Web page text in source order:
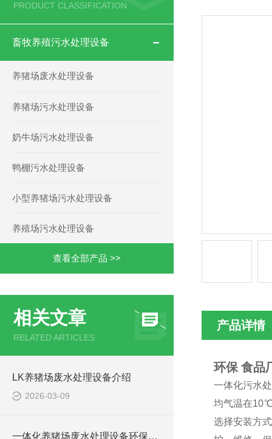
PRODUCT CLASSIFICATION
畜牧养殖污水处理设备
养猪场废水处理设备
养猪场污水处理设备
奶牛场污水处理设备
鸭棚污水处理设备
小型养猪场污水处理设备
养殖场污水处理设备
查看全部产品 >>
相关文章
RELATED ARTICLES
LK养猪场废水处理设备介绍
2026-03-09
一体化养猪场废水处理设备环保局新要求
产品详情
环保 食品
一体化污水
均气温在
选择安装方